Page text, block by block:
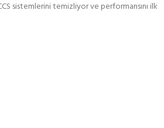
sistemlerini temizliyor ve performansını ilk